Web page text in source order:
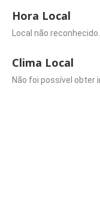
Hora Local
Local não reconhecido.
Clima Local
Não foi possível obter